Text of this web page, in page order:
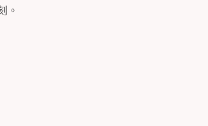
。